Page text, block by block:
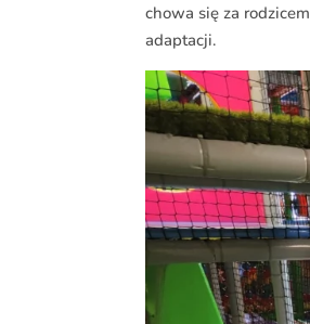
chowa się za
adaptacji.